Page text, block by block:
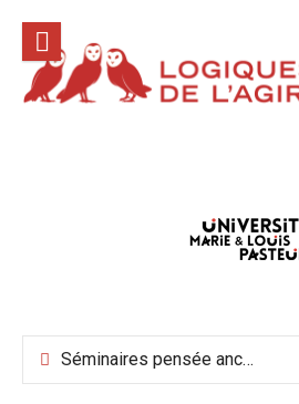
contenu
Séminaires pensée ancienne mai-juin 2026
Conférences hors les murs mai-juin-juillet 2026